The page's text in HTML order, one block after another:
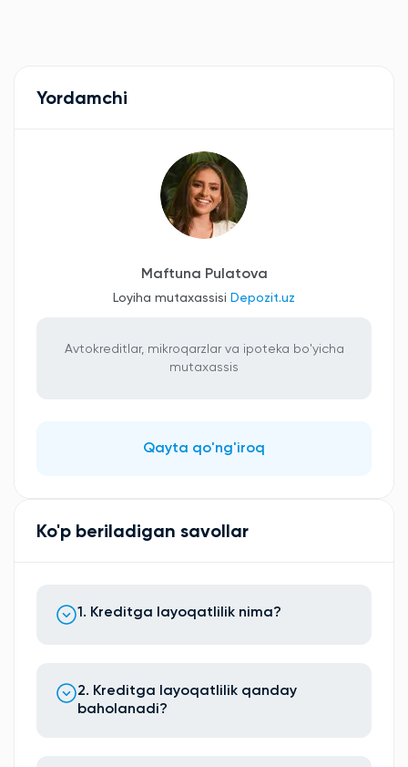
Yordamchi
Maftuna Pulatova
Loyiha mutaxassisi Depozit.uz
Avtokreditlar, mikroqarzlar va ipoteka bo'yicha
mutaxassis
Qayta qo'ng'iroq
Ko'p beriladigan savollar
1. Kreditga layoqatlilik nima?
2. Kreditga layoqatlilik qanday
baholanadi?